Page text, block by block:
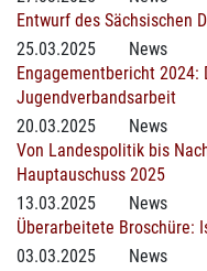
Entwurf des Sächsischen
25.03.2025
News
Engagementbericht 2024:
Jugendverbandsarbeit
20.03.2025
News
Von Landespolitik bis
Hauptauschuss 2025
13.03.2025
News
Überarbeitete Broschüre:
03.03.2025
News